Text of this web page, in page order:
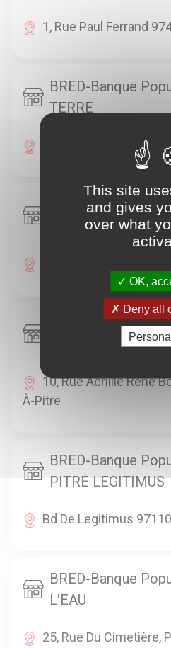
1, Rue Paul Ferrand
BRED-Banque
TERRE
Rue Du Docteur
BRED-Banque
ABYMES GRAND
BRED-Banque
PITRE BOISNEUF
10, Rue Achille René
À-Pitre
BRED-Banque
PITRE LEGITIMUS
Bd De Legitimus
BRED-Banque
L'EAU
25, Rue Du Cimetière,
This site
and gives
over what
OK,
Deny all